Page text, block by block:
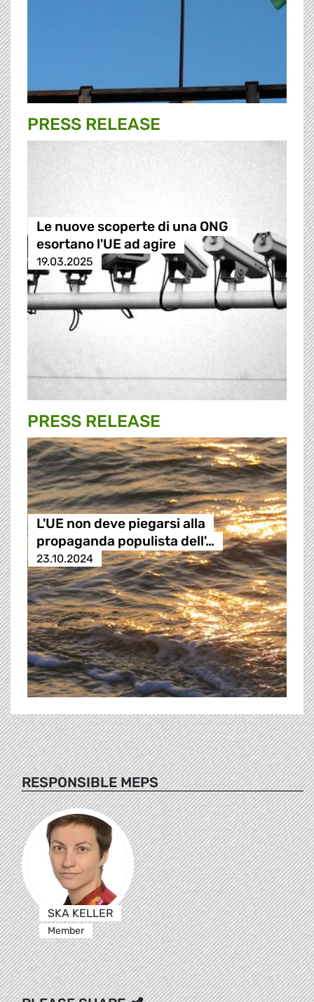
PRESS RELEASE
Le nuove scoperte di una ONG
esortano l'UE ad agire
19.03.2025
PRESS RELEASE
L'UE non deve piegarsi alla
propaganda populista dell'…
23.10.2024
RESPONSIBLE MEPS
SKA KELLER
Member